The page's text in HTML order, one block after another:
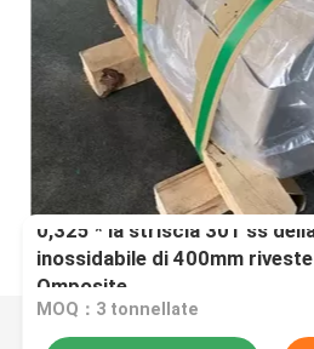
0,325 * la striscia 301 ss
inossidabile di 400mm
Omposite
MOQ：3 tonnellate